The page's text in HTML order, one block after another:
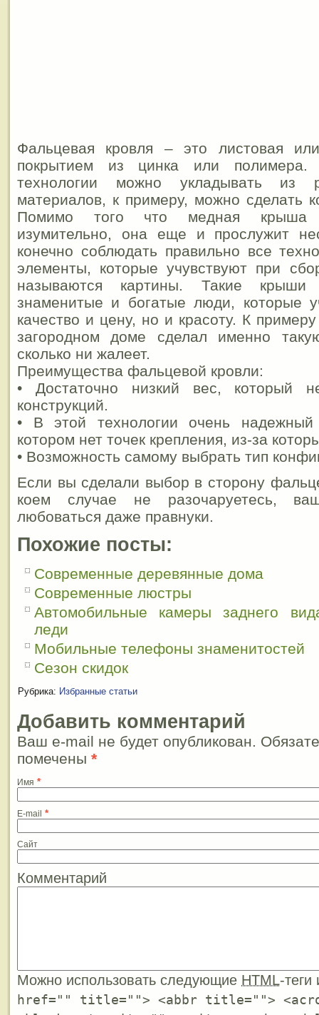
Фальцевая кровля – это листовая
покрытием из цинка или
технологии можно укладывать из
материалов, к примеру, можно сделать
Помимо того что медная крыша
изумительно, она еще и прослужит
конечно соблюдать правильно все
элементы, которые учувствуют при
называются картины. Такие крыши
знаменитые и богатые люди, которые
качество и цену, но и красоту. К
загородном доме сделал именно
сколько ни жалеет.
Преимущества фальцевой кровли:
• Достаточно низкий вес, который
конструкций.
• В этой технологии очень
котором нет точек крепления, из-за
• Возможность самому выбрать тип
Если вы сделали выбор в сторону
коем случае не разочаруетесь,
любоваться даже правнуки.
Похожие посты:
Современные деревянные дома
Современные люстры
Автомобильные камеры заднего
леди
Мобильные телефоны знаменитостей
Сезон скидок
Рубрика: Избранные статьи
Добавить комментарий
Ваш e-mail не будет опубликован.
помечены *
Имя *
E-mail *
Сайт
Комментарий
Можно использовать следующие HTML-
href="" title=""> <abbr title="">